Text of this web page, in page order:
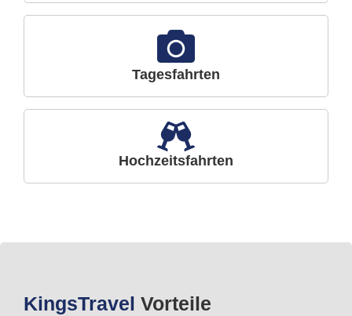
Tagesfahrten
Hochzeitsfahrten
KingsTravel Vorteile